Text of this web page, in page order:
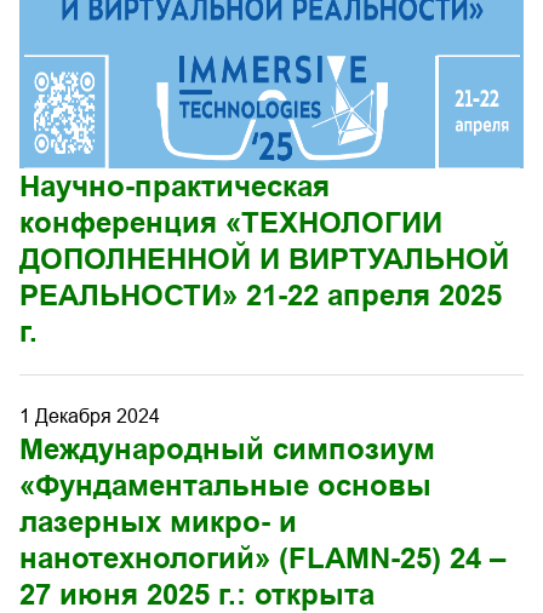
Научно-практическая
конференция «ТЕХНОЛОГИИ
ДОПОЛНЕННОЙ И ВИРТУАЛЬНОЙ
РЕАЛЬНОСТИ» 21-22 апреля 2025
г.
1 Декабря 2024
Международный симпозиум
«Фундаментальные основы
лазерных микро- и
нанотехнологий» (FLAMN-25) 24 –
27 июня 2025 г.: открыта